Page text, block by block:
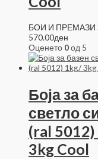
БОИ И ПРЕМАЗИ
570.00ден
Оценето 0од 5
Боја за
светло
(ral
3kg Cool